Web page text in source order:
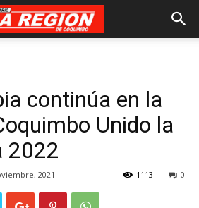
continúa en la
Unido la
2022
2021 0
1113